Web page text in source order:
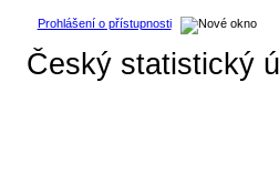
Prohlášení o přístupnosti
Český statistický